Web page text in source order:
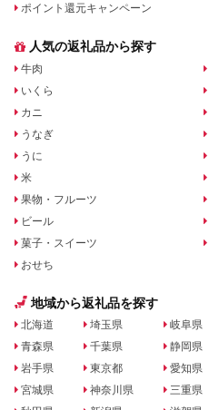
ポイント還元キャンペーン
人気の返礼品から探す
牛肉
いくら
カニ
うなぎ
うに
米
果物・フルーツ
ビール
菓子・スイーツ
おせち
地域から返礼品を探す
北海道
青森県
岩手県
宮城県
埼玉県
千葉県
東京都
神奈川県
岐阜県
静岡県
愛知県
三重県